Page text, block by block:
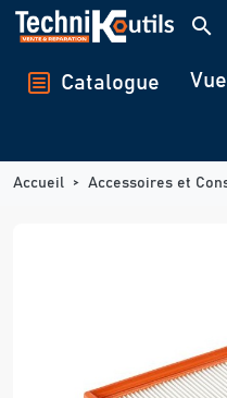
Panneau de gestion des
search
Catalogue
Accueil Accessoires et